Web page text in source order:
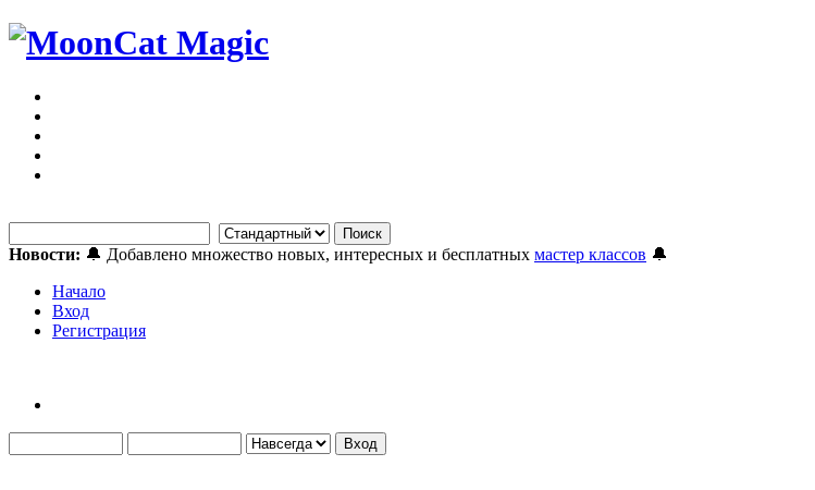
Новости: 🔔 Добавлено множество новых, интересных и бесплатных мастер классов 🔔
Начало
Вход
Регистрация